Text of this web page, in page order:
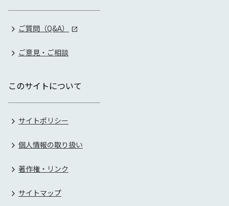
ご質問（Q&A）
ご意見・ご相談
このサイトについて
サイトポリシー
個人情報の取り扱い
著作権・リンク
サイトマップ